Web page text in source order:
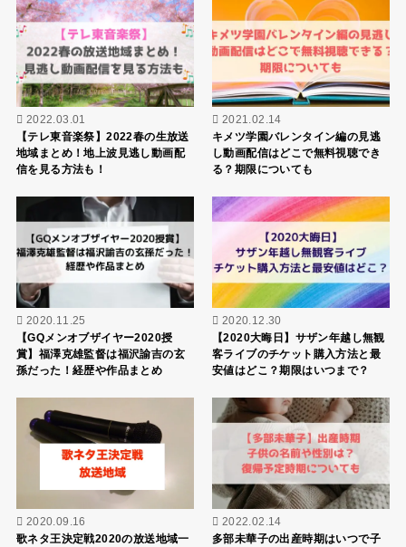
2022.03.01
【テレ東音楽祭】2022春の生放送
地域まとめ！地上波見逃し動画配
信を見る方法も！
2021.02.14
キメツ学園バレンタイン編の見逃
し動画配信はどこで無料視聴でき
る？期限についても
2020.11.25
【GQメンオブザイヤー2020授
賞】福澤克雄監督は福沢諭吉の玄
孫だった！経歴や作品まとめ
2020.12.30
【2020大晦日】サザン年越し無観
客ライブのチケット購入方法と最
安値はどこ？期限はいつまで？
2020.09.16
歌ネタ王決定戦2020の放送地域一
2022.02.14
多部未華子の出産時期はいつで子